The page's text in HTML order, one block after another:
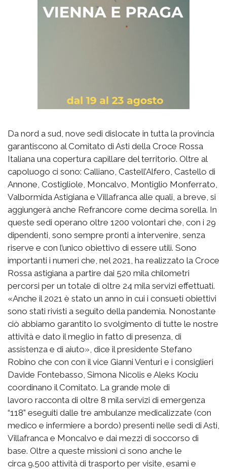
Da nord a sud, nove sedi dislocate in tutta la provincia
garantiscono al Comitato di Asti della Croce Rossa
Italiana una copertura capillare del territorio. Oltre al
capoluogo ci sono: Calliano, Castell’Alfero, Castello di
Annone, Costigliole, Moncalvo, Montiglio Monferrato,
Valbormida Astigiana e Villafranca alle quali, a breve, si
aggiungerà anche Refrancore come decima sorella. In
queste sedi operano oltre 1200 volontari che, con i 29
dipendenti, sono sempre pronti a intervenire, senza
riserve e con l’unico obiettivo di essere utili. Sono
importanti i numeri che, nel 2021, ha realizzato la Croce
Rossa astigiana a partire dai 520 mila chilometri
percorsi per un totale di oltre 24 mila servizi effettuati.
«Anche il 2021 è stato un anno in cui i consueti obiettivi
sono stati rivisti a seguito della pandemia. Nonostante
ciò abbiamo garantito lo svolgimento di tutte le nostre
attività e dato il meglio in fatto di presenza, di
assistenza e di aiuto», dice il presidente Stefano
Robino che con con il vice Gianni Venturi e i consiglieri
Davide Fontebasso, Simona Nicolis e Aleks Kociu
coordinano il Comitato. La grande mole di
lavoro racconta di oltre 8 mila servizi di emergenza
“118” eseguiti dalle tre ambulanze medicalizzate (con
medico e infermiere a bordo) presenti nelle sedi di Asti,
Villafranca e Moncalvo e dai mezzi di soccorso di
base. Oltre a queste missioni ci sono anche le
circa 9.500 attività di trasporto per visite, esami e